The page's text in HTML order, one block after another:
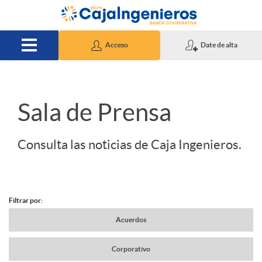
Saltar al contenido principal
Acceso Date de alta
S
Sala de Prensa
Consulta las noticias de Caja Ingenieros.
N
Filtrar por:
Acuerdos
Corporativo